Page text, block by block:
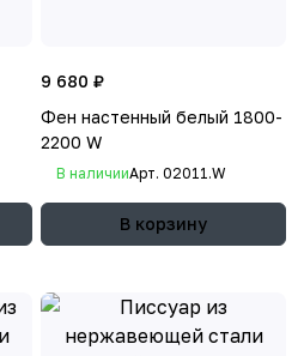
9 680 ₽
Фен настенный белый 1800-
2200 W
В наличииАрт. 02011.W
В корзину